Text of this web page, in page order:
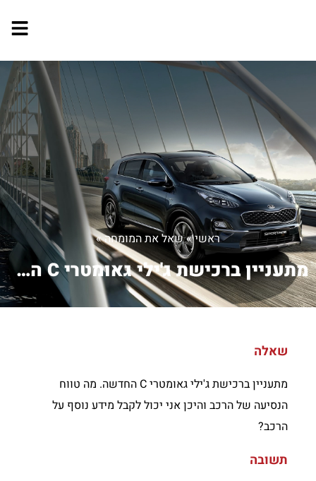
ראשי»שאל את המומחה»
מתעניין ברכישת ג'ילי גאומטרי C החדשה....
שאלה
מתעניין ברכישת ג'ילי גאומטרי C החדשה. מה טווח
הנסיעה של הרכב והיכן אני יכול לקבל מידע נוסף על
הרכב?
תשובה